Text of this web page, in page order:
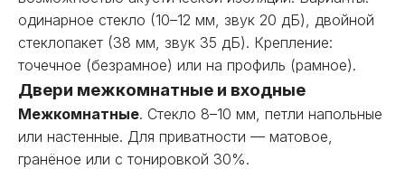
одинарное стекло (10–12 мм, звук 20 дБ), двойной
стеклопакет (38 мм, звук 35 дБ). Крепление:
точечное (безрамное) или на профиль (рамное).
Двери межкомнатные и входные
Межкомнатные. Стекло 8–10 мм, петли напольные
или настенные. Для приватности — матовое,
гранёное или с тонировкой 30%.